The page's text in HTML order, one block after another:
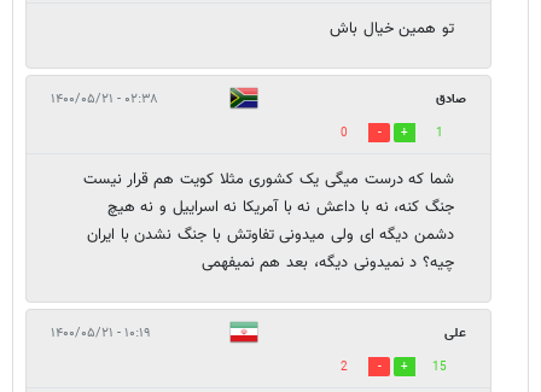
تو همین خیال باش
صادق ۰۲:۳۸ - ۱۴۰۰/۰۵/۲۱
1
0
شما که درست میگی یک کشوری مثلا کویت هم قرار نیست
جنگ کنه، نه با داعش نه با آمریکا نه اسراییل و نه هیچ
دشمن دیگه ای ولی میدونی تفاوتش با جنگ نشدن با ایران
چیه؟ د نمیدونی دیگه، بعد هم نمیفهمی
علی ۱۰:۱۹ - ۱۴۰۰/۰۵/۲۱
15
2